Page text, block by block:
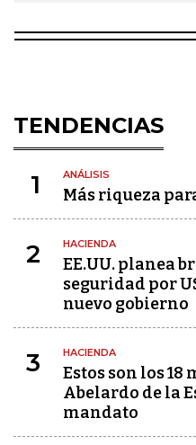
TENDENCIAS
1 ANÁLISIS
Más riqueza
2 HACIENDA
EE.UU. planea
seguridad por
nuevo gobierno
3 HACIENDA
Estos son los
Abelardo de la
mandato